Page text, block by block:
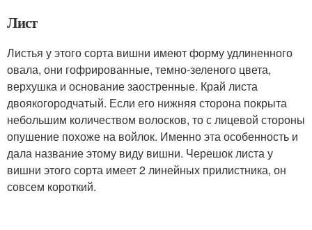
Лист
Листья у этого сорта вишни имеют форму удлиненного
овала, они гофрированные, темно-зеленого цвета,
верхушка и основание заостренные. Край листа
двоякогородчатый. Если его нижняя сторона покрыта
небольшим количеством волосков, то с лицевой стороны
опушение похоже на войлок. Именно эта особенность и
дала название этому виду вишни. Черешок листа у
вишни этого сорта имеет 2 линейных прилистника, он
совсем короткий.